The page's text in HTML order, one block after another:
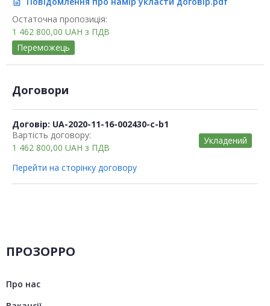
description
Остаточна пропозиція:
1 462 800,00 UAH з ПДВ
Переможець
Договори
Договір: UA-2020-11-16-002430-c-b1
Вартість договору:
1 462 800,00 UAH з ПДВ
Укладений
Перейти на сторінку договору
ПРОЗОРРО
Про нас